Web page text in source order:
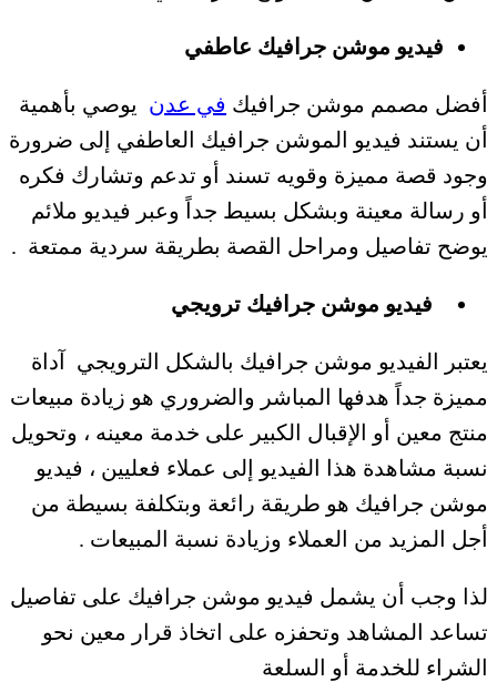
فيديو موشن جرافيك عاطفي
أفضل مصمم موشن جرافيك في عدن يوصي بأهمية
أن يستند فيديو الموشن جرافيك العاطفي إلى ضرورة
وجود قصة مميزة وقويه تسند أو تدعم وتشارك فكره
أو رسالة معينة وبشكل بسيط جداً وعبر فيديو ملائم
يوضح تفاصيل ومراحل القصة بطريقة سردية ممتعة .
فيديو موشن جرافيك ترويجي
يعتبر الفيديو موشن جرافيك بالشكل الترويجي آداة
مميزة جداً هدفها المباشر والضروري هو زيادة مبيعات
منتج معين أو الإقبال الكبير على خدمة معينه ، وتحويل
نسبة مشاهدة هذا الفيديو إلى عملاء فعليين ، فيديو
موشن جرافيك هو طريقة رائعة وبتكلفة بسيطة من
أجل المزيد من العملاء وزيادة نسبة المبيعات .
لذا وجب أن يشمل فيديو موشن جرافيك على تفاصيل
تساعد المشاهد وتحفزه على اتخاذ قرار معين نحو
الشراء للخدمة أو السلعة